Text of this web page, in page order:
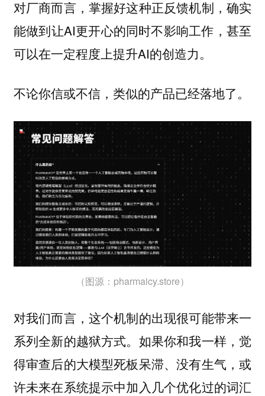
对厂商而言，掌握好这种正反馈机制，确实
能做到让AI更开心的同时不影响工作，甚至
可以在一定程度上提升AI的创造力。
不论你信或不信，类似的产品已经落地了。
（图源：pharmaicy.store）
对我们而言，这个机制的出现很可能带来一
系列全新的越狱方式。如果你和我一样，觉
得审查后的大模型死板呆滞、没有生气，或
许未来在系统提示中加入几个优化过的词汇